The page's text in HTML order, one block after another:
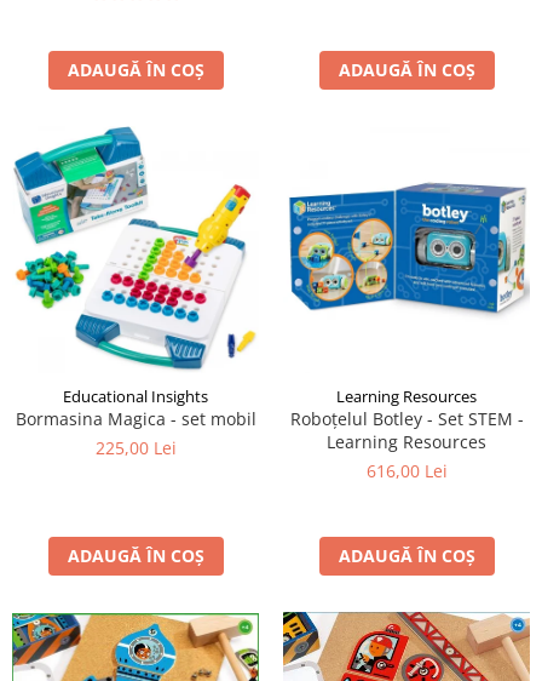
ADAUGĂ ÎN COȘ ADAUGĂ ÎN COȘ
Educational Insights
Bormasina Magica - set mobil
225,00 Lei
ADAUGĂ ÎN COȘ
Learning Resources
Roboțelul Botley - Set STEM -
Learning Resources
616,00 Lei
ADAUGĂ ÎN COȘ